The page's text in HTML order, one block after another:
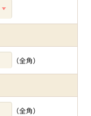
（全角）
（全角）